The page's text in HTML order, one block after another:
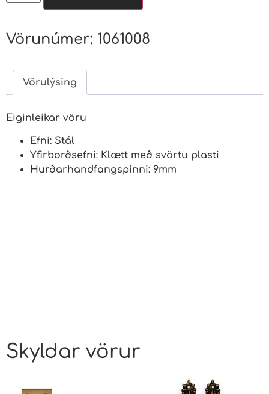
Vörunúmer: 1061008
Vörulýsing
Eiginleikar vöru
Efni: Stál
Yfirborðsefni: Klætt með svörtu plasti
Hurðarhandfangspinni: 9mm
Skyldar vörur